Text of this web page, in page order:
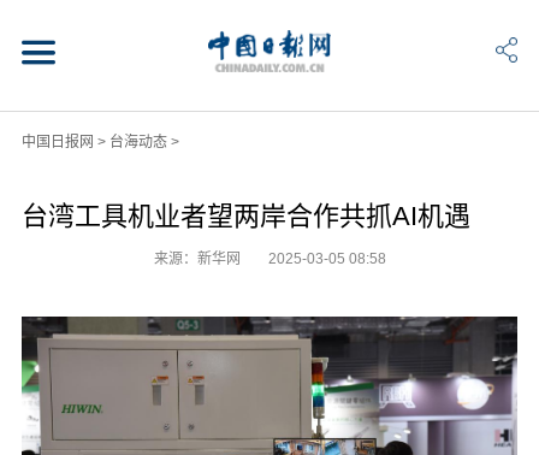
中国日报网 > 台海动态>
台湾工具机业者望两岸合作共抓AI机遇
来源：新华网 2025-03-05 08:58